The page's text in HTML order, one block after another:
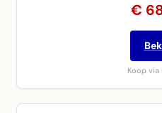
€
Koop via